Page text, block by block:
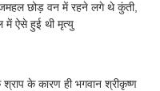
छोड़ वन में रहने लगे थे कुंती,
में ऐसे हुई थी मृत्यु
के कारण ही भगवान श्रीकृष्ण